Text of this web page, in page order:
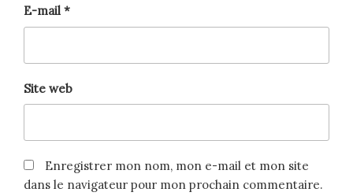
E-mail *
Site web
Enregistrer mon nom, mon e-mail et mon site
dans le navigateur pour mon prochain commentaire.